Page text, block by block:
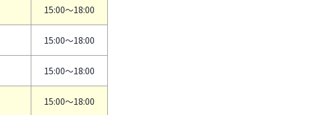
15:00～18:00
15:00～18:00
15:00～18:00
15:00～18:00